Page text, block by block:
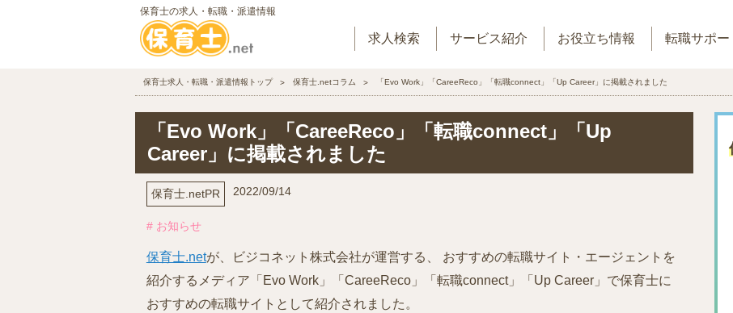
保育士の求人・転職・派遣情報
求人検索 サービス紹介 お役立ち情報 転職サポー
保育士求人・転職・派遣情報トップ 保育士.netコラム 「Evo Work」「CareeReco」「転職connect」「Up Career」に掲載されました
「Evo Work」「CareeReco」「転職connect」「Up
Career」に掲載されました
保育士.netPR 2022/09/14
# お知らせ
保育士.netが、ビジコネット株式会社が運営する、 おすすめの転職サイト・エージェントを
紹介するメディア「Evo Work」「CareeReco」「転職connect」「Up Career」で保育士に
おすすめの転職サイトとして紹介されました。